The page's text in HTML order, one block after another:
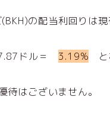
の配当利回りは
ドル＝ 3.19% と
待はございません。